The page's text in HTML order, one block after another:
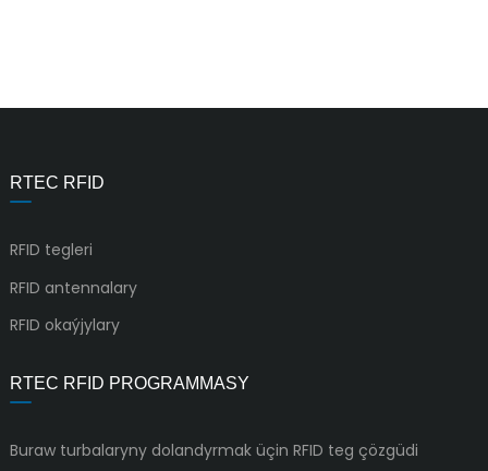
RTEC RFID
RFID tegleri
RFID antennalary
RFID okaýjylary
RTEC RFID PROGRAMMASY
Buraw turbalaryny dolandyrmak üçin RFID teg çözgüdi